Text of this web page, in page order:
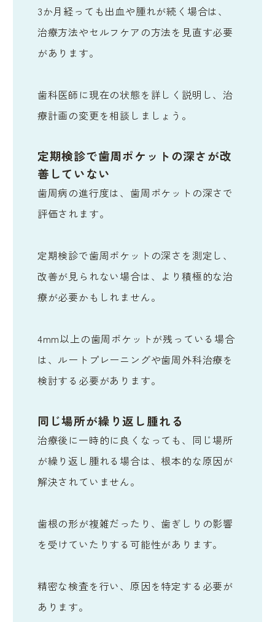
3か月経っても出血や腫れが続く場合は、
治療方法やセルフケアの方法を見直す必要
があります。
歯科医師に現在の状態を詳しく説明し、治
療計画の変更を相談しましょう。
定期検診で歯周ポケットの深さが改
善していない
歯周病の進行度は、歯周ポケットの深さで
評価されます。
定期検診で歯周ポケットの深さを測定し、
改善が見られない場合は、より積極的な治
療が必要かもしれません。
4mm以上の歯周ポケットが残っている場合
は、ルートプレーニングや歯周外科治療を
検討する必要があります。
同じ場所が繰り返し腫れる
治療後に一時的に良くなっても、同じ場所
が繰り返し腫れる場合は、根本的な原因が
解決されていません。
歯根の形が複雑だったり、歯ぎしりの影響
を受けていたりする可能性があります。
精密な検査を行い、原因を特定する必要が
あります。